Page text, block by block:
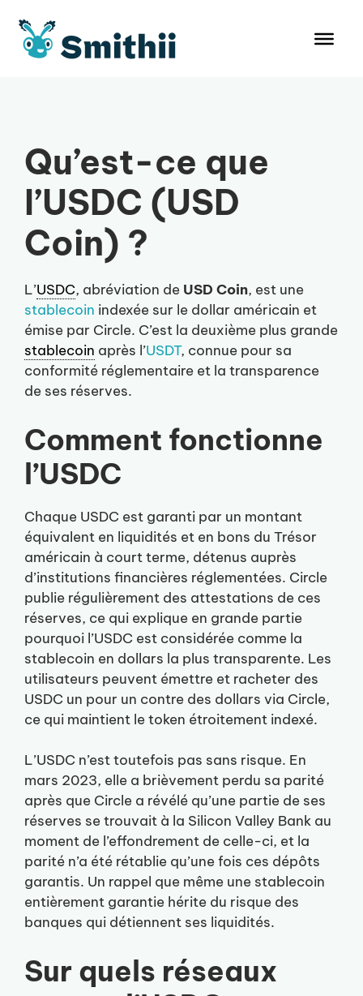
contenu
Qu’est-ce que
l’USDC (USD
Coin) ?
L’USDC, abréviation de USD Coin, est une
stablecoin indexée sur le dollar américain et
émise par Circle. C’est la deuxième plus grande
stablecoin après l’USDT, connue pour sa
conformité réglementaire et la transparence
de ses réserves.
Comment fonctionne
l’USDC
Chaque USDC est garanti par un montant
équivalent en liquidités et en bons du Trésor
américain à court terme, détenus auprès
d’institutions financières réglementées. Circle
publie régulièrement des attestations de ces
réserves, ce qui explique en grande partie
pourquoi l’USDC est considérée comme la
stablecoin en dollars la plus transparente. Les
utilisateurs peuvent émettre et racheter des
USDC un pour un contre des dollars via Circle,
ce qui maintient le token étroitement indexé.
L’USDC n’est toutefois pas sans risque. En
mars 2023, elle a brièvement perdu sa parité
après que Circle a révélé qu’une partie de ses
réserves se trouvait à la Silicon Valley Bank au
moment de l’effondrement de celle-ci, et la
parité n’a été rétablie qu’une fois ces dépôts
garantis. Un rappel que même une stablecoin
entièrement garantie hérite du risque des
banques qui détiennent ses liquidités.
Sur quels réseaux